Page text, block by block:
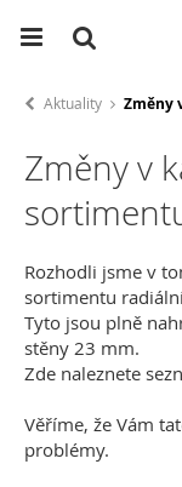
Aktuality Změny
Změny v
Rozhodli jsme v
sortimentu
Tyto jsou plně
stěny 23 mm.
Zde naleznete
Věříme, že Vám
problémy.